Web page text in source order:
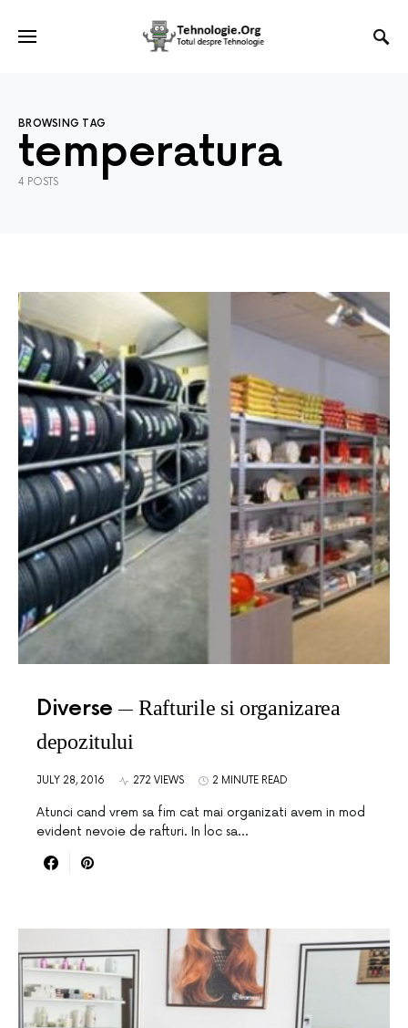
BROWSING TAG
temperatura
4 POSTS
Diverse
Rafturile si organizarea
depozitului
JULY 28, 2016 272 VIEWS 2 MINUTE READ
Atunci cand vrem sa fim cat mai organizati avem in mod
evident nevoie de rafturi. In loc sa…